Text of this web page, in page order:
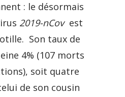
: le désormais
2019-nCov est
Son taux de
4% (107 morts
soit quatre
de son cousin